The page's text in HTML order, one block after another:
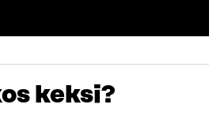
keksi?